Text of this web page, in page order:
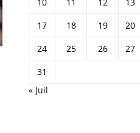
17
18 19 20
24
25 26 27
31
« Juil